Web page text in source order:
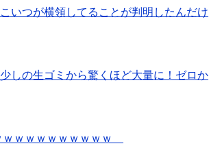
いつが横領してることが判明したんだけ
しの生ゴミから驚くほど大量に！ゼロか
ｗｗｗｗｗｗｗｗｗｗ